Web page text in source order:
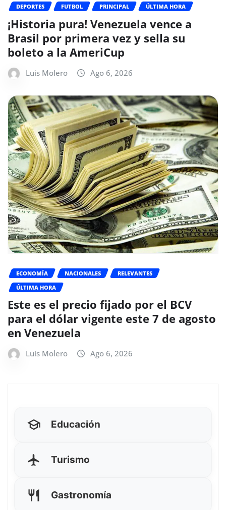
DEPORTES FUTBOL PRINCIPAL ÚLTIMA HORA
¡Historia pura! Venezuela vence a
Brasil por primera vez y sella su
boleto a la AmeriCup
Luis Molero Ago 6, 2026
ECONOMÍA NACIONALES
RELEVANTES
ÚLTIMA HORA
Este es el precio fijado por el BCV
para el dólar vigente este 7 de agosto
en Venezuela
Luis Molero Ago 6, 2026
Educación
Turismo
Gastronomía